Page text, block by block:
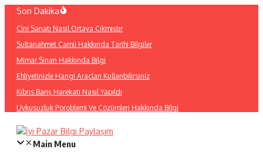
İçeriğe
Son Dakika
Çini Sanatı Nasıl Ortaya Çıkmıştır
Sultanahmet Camii Hakkında Tarihi Bilgiler
Mimar Sinan Hakkında Bilgi
Ehliyetinizle Hangi Araçları Kullanbilirsiniz
Kıbrıs Barış Harekatı Nasıl Yapıldı
Uykusuzluk Poroblemi Ve Çözümleri Hakkında Bilgi
Main Menu